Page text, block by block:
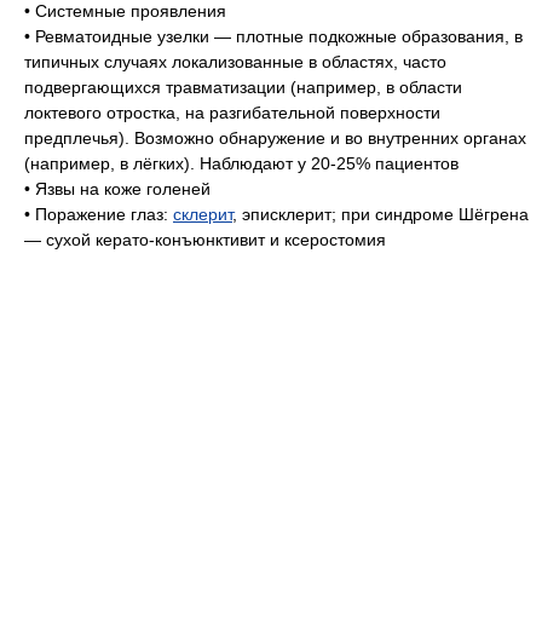
• Системные проявления
• Ревматоидные узелки — плотные подкожные образования, в
типичных случаях локализованные в областях, часто
подвергающихся травматизации (например, в области
локтевого отростка, на разгибательной поверхности
предплечья). Возможно обнаружение и во внутренних органах
(например, в лёгких). Наблюдают у 20-25% пациентов
• Язвы на коже голеней
• Поражение глаз: склерит, эписклерит; при синдроме Шёгрена
— сухой керато-конъюнктивит и ксеростомия